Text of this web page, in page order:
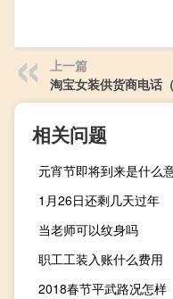
上一篇
淘宝女装供货商电话
相关问题
元宵节即将到来是什么
1月26日还剩几天过年
当老师可以纹身吗
职工工装入账什么费用
2018春节平武路况怎样